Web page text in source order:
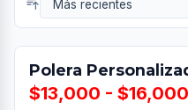
Polera
$13,000 - $16,000